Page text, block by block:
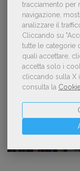
tracciamento per
navigazione,
analizzare il
Cliccando su
tutte le categorie
quali accettare,
accetta solo i
cliccando sulla X
consulta la
Forse è il
Kobo ha
sospetto
«La voce
manager